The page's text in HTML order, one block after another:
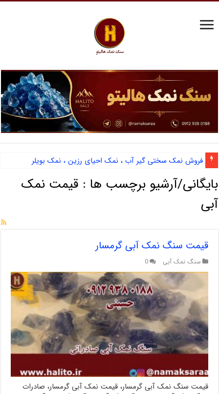
فروش نمک سختی گیر آب ، نمک احیای رزین ، نمک بویلر
بایگانی/آرشیو برچسب ها : قیمت نمک
آبی
قیمت سنگ نمک آبی گرمسار
سنگ نمک آبی 0
قیمت سنگ نمک آبی گرمسار، قیمت نمک آبی گرمسار، صادرات